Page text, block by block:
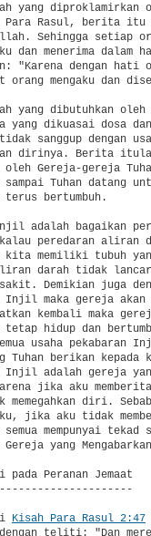
yang diproklamirkan
Para Rasul, berita
Sehingga setiap
dan menerima dalam
"Karena dengan hati
orang mengaku dan
yang dibutuhkan oleh
yang dikuasai dosa
sanggup dengan
dirinya. Berita
oleh Gereja-gereja
sampai Tuhan datang
terus bertumbuh.
adalah bagaikan
peredaran aliran
kita memiliki tubuh
darah tidak
Demikian juga
Injil maka gereja
kembali maka
tetap hidup dan
usaha pekabaran
Tuhan berikan kepada
Injil adalah gereja
jika aku
memegahkan diri.
jika aku tidak
semua mempunyai tekad
Gereja yang
pada Peranan Jemaat
Kisah Para Rasul 2:47
teliti: "Dan